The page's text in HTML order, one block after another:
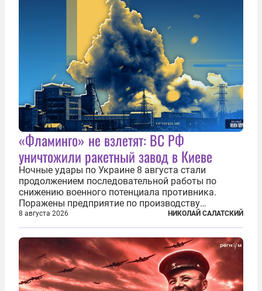
«Фламинго» не взлетят: ВС РФ
уничтожили ракетный завод в Киеве
Ночные удары по Украине 8 августа стали
продолжением последовательной работы по
снижению военного потенциала противника.
Поражены предприятие по производству
крылатых ракет, крупный склад топлива и два
сухогруза с военными грузами. Дополнительно
нанесены удары по объектам в ряде городов. В
Киеве...
8 августа 2026 НИКОЛАЙ САЛАТСКИЙ